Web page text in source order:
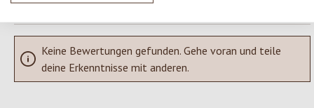
Keine Bewertungen gefunden. Gehe voran und teile
deine Erkenntnisse mit anderen.